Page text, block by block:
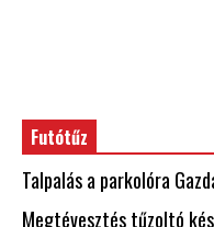
Futótűz
Talpalás a parkolóra
Megtévesztés tűzoltó